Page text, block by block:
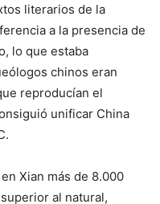
literarios de la
a la presencia de
lo que estaba
chinos eran
reproducían el
unificar China
Xian más de 8.000
al natural,